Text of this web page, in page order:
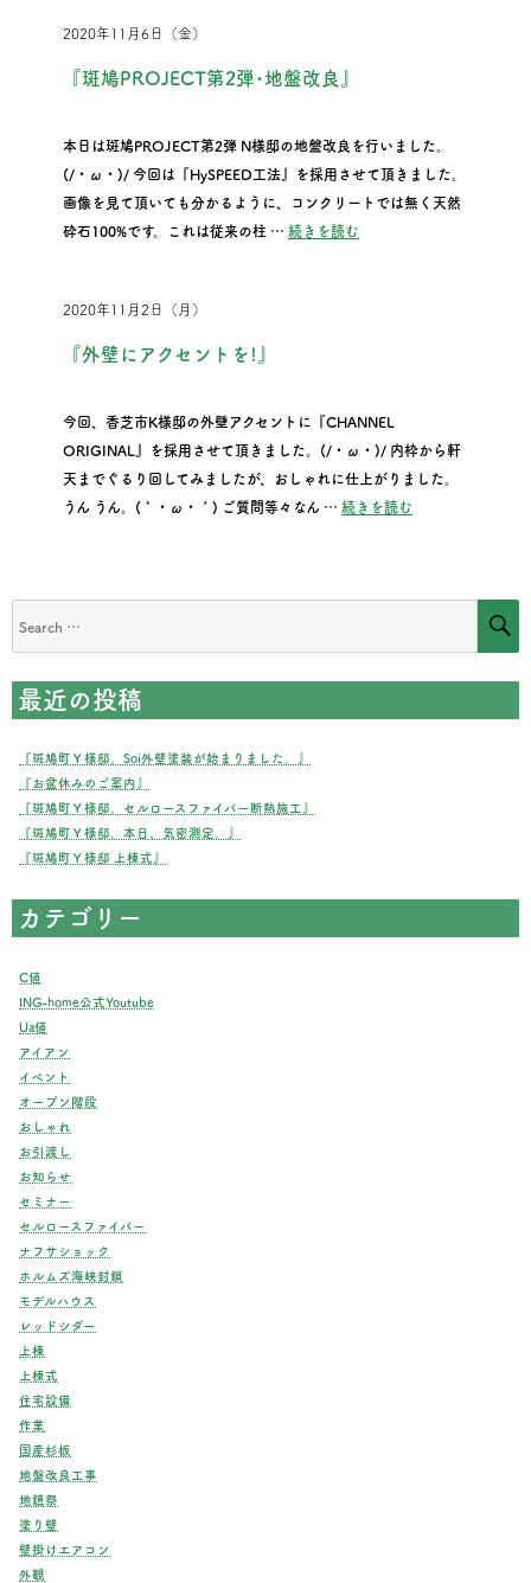
2020年11月6日（金）
『斑鳩PROJECT第2弾･地盤改良』
本日は斑鳩PROJECT第2弾 N様邸の地盤改良を行いました。
(/・ω・)/ 今回は『HySPEED工法』を採用させて頂きました。
画像を見て頂いても分かるように、コンクリートでは無く天然
砕石100%です。これは従来の柱 … 続きを読む“『斑鳩PROJECT第2弾･
2020年11月2日（月）
『外壁にアクセントを!』
今回、香芝市K様邸の外壁アクセントに『CHANNEL
ORIGINAL』を採用させて頂きました。(/・ω・)/ 内枠から軒
天までぐるり回してみましたが、おしゃれに仕上がりました。
うん うん。(｀・ω・´) ご質問等々なん … 続きを読む“『外壁にアクセ
最近の投稿
『斑鳩町Ｙ様邸。Soi外壁塗装が始まりました。』
『お盆休みのご案内』
『斑鳩町Ｙ様邸。セルロースファイバー断熱施工』
『斑鳩町Ｙ様邸。本日、気密測定。』
『斑鳩町Ｙ様邸 上棟式』
カテゴリー
C値
ING-home公式Youtube
Ua値
アイアン
イベント
オープン階段
おしゃれ
お引渡し
お知らせ
セミナー
セルロースファイバー
ナフサショック
ホルムズ海峡封鎖
モデルハウス
レッドシダー
上棟
上棟式
住宅設備
作業
国産杉板
地盤改良工事
地鎮祭
塗り壁
壁掛けエアコン
外観